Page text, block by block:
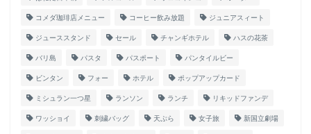
コメダ珈琲店メニュー コーヒー飲み放題 ジュニアスィート
ジューススタンド セール チャンギホテル ハスの花茶
バリ島 パスタ パスポート パンタイルビー
ビンタン フォー ホテル ポップアップカード
ミシュラン一つ星 ランソン ランチ リキッドファンデ
ワッショイ 刺繍バッグ 天ぷら 女子旅 新国立劇場